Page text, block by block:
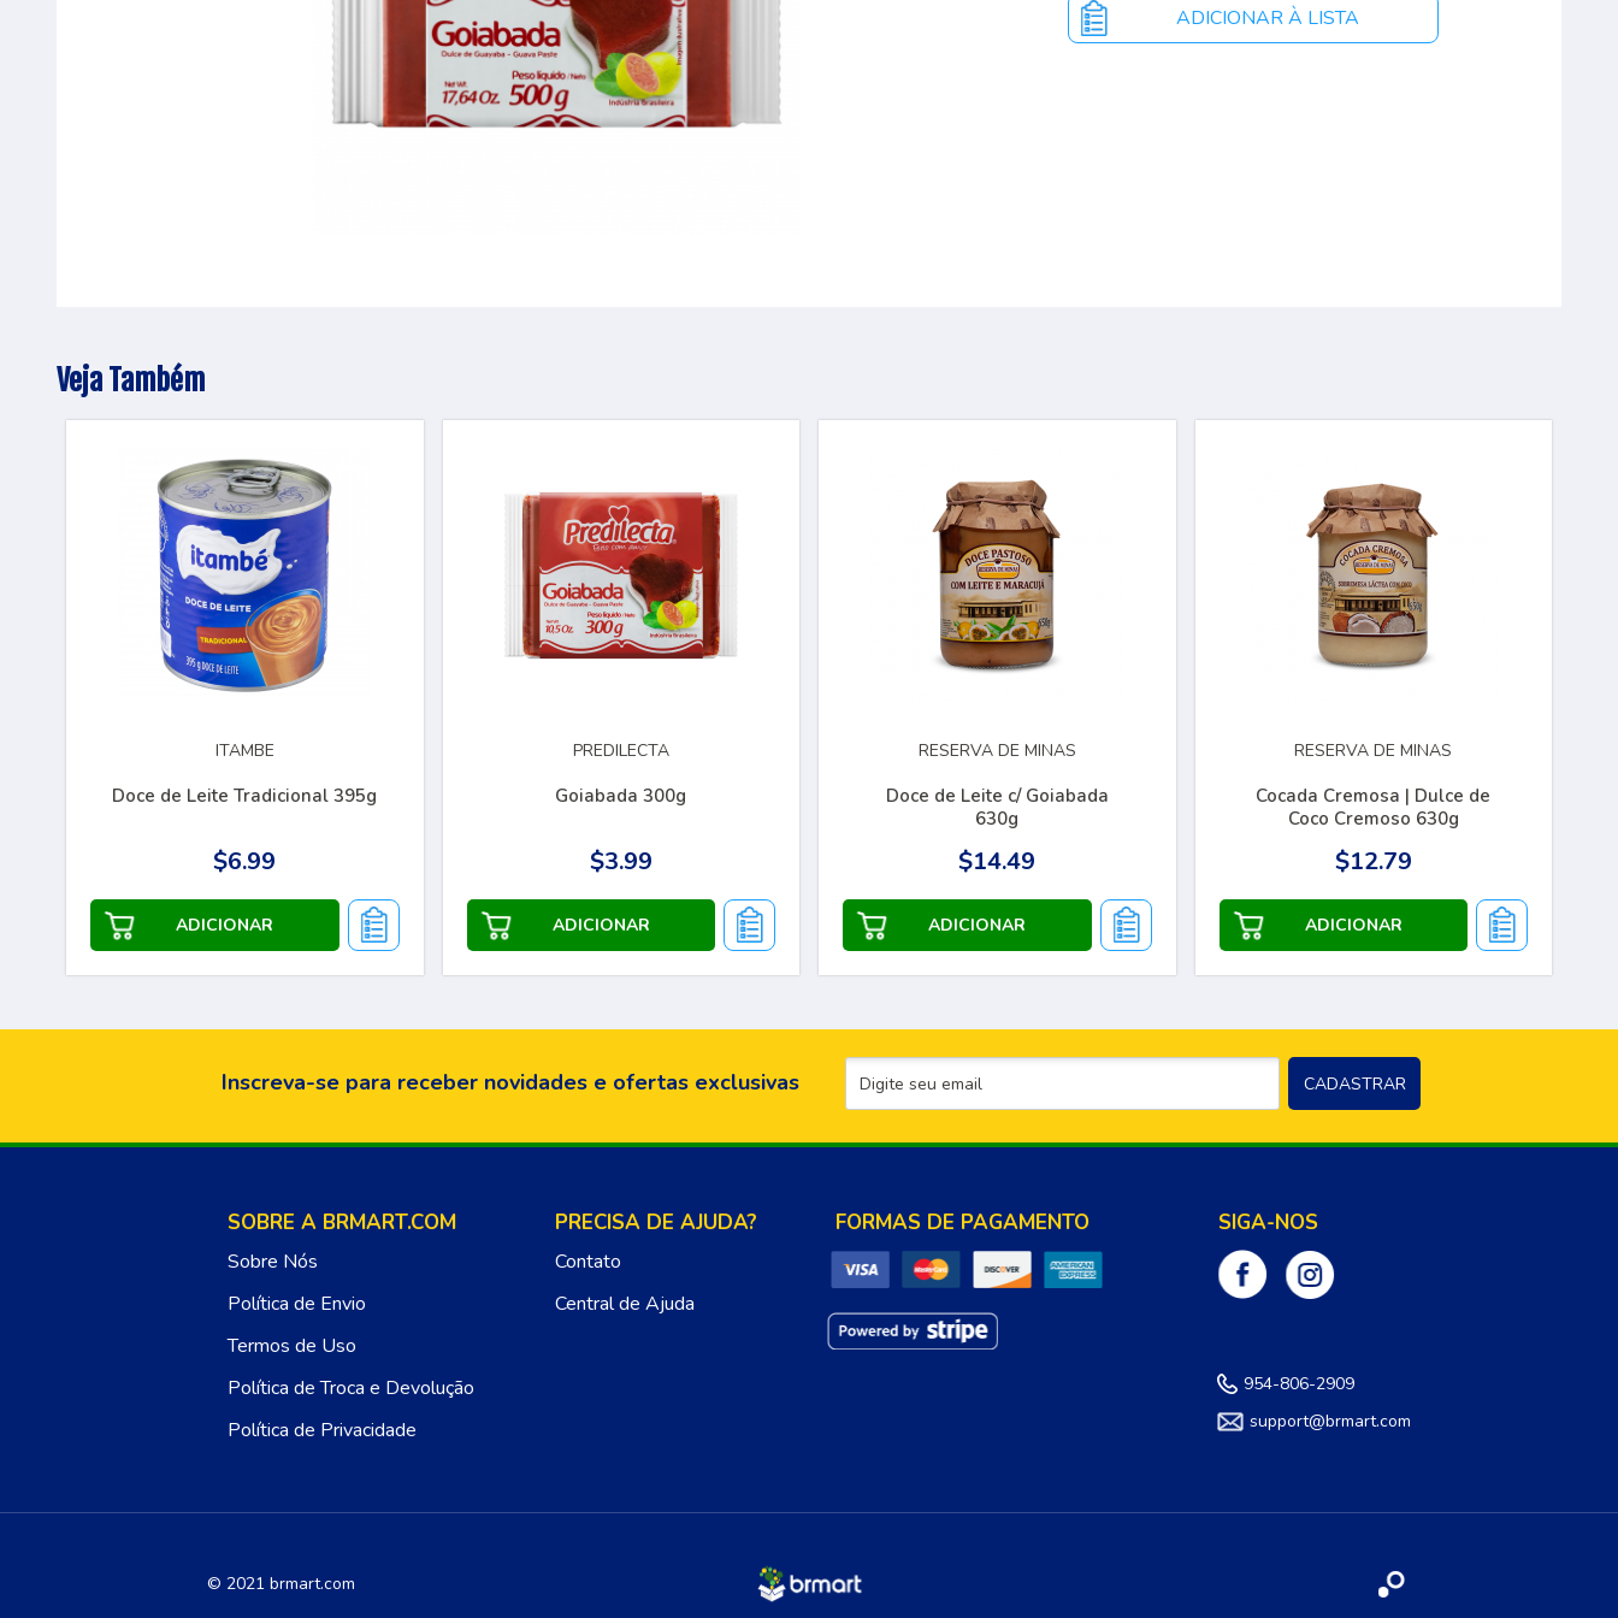
Veja Também
ITAMBE
Doce de Leite Tradicional 395g
$6.99
PREDILECTA
Goiabada 300g
$3.99
RESERVA DE MINAS
Doce de Leite c/ Goiabada
630g
$14.49
RESERVA DE MINAS
Cocada Cremosa | Dulce de
Coco Cremoso 630g
$12.79
Inscreva-se para receber novidades e ofertas exclusivas
SOBRE A BRMART.COM
Sobre Nós
Política de Envio
Termos de Uso
Política de Troca e Devolução
Política de Privacidade
PRECISA DE AJUDA?
Contato
Central de Ajuda
FORMAS DE PAGAMENTO SIGA-NOS
954-806-2909
support@brmart.com
© 2021 brmart.com